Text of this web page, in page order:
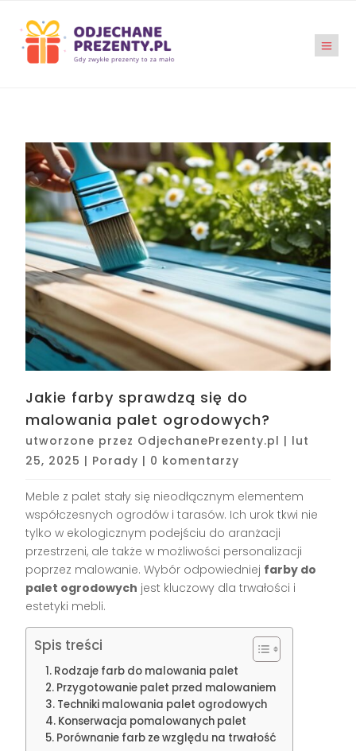
Jakie farby sprawdzą się do
malowania palet ogrodowych?
utworzone przez OdjechanePrezenty.pl | lut
25, 2025 | Porady | 0 komentarzy
Meble z palet stały się nieodłącznym elementem
współczesnych ogrodów i tarasów. Ich urok tkwi nie
tylko w ekologicznym podejściu do aranżacji
przestrzeni, ale także w możliwości personalizacji
poprzez malowanie. Wybór odpowiedniej farby do
palet ogrodowych jest kluczowy dla trwałości i
estetyki mebli.
Spis treści
Rodzaje farb do malowania palet
Przygotowanie palet przed malowaniem
Techniki malowania palet ogrodowych
Konserwacja pomalowanych palet
Porównanie farb ze względu na trwałość